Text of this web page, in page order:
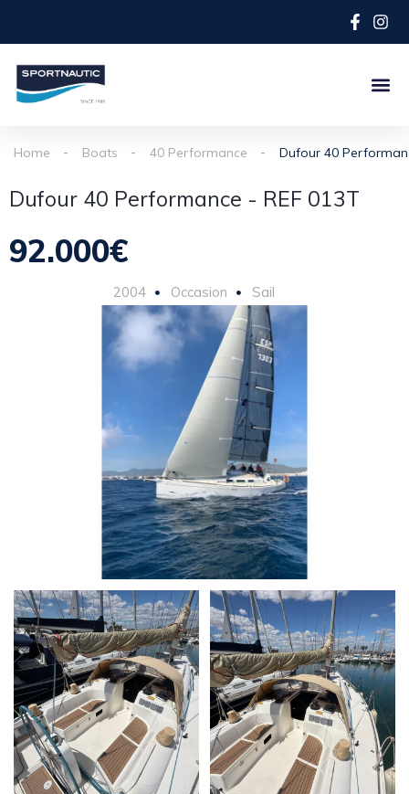
Home Boats 40 Performance Dufour 40
Dufour 40 Performance - REF 013T
92.000€
2004 Occasion Sail